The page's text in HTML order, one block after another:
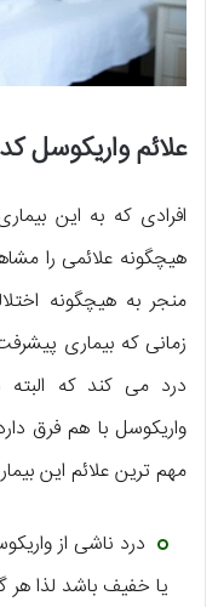
علائم واریکوسل
افرادی که به این
هیچگونه علائمی را
منجر به هیچگونه
زمانی که بیماری
درد می کند که
واریکوسل با هم فرق
مهم ترین علائم این
درد ناشی از
یا خفیف باشد لذا هر